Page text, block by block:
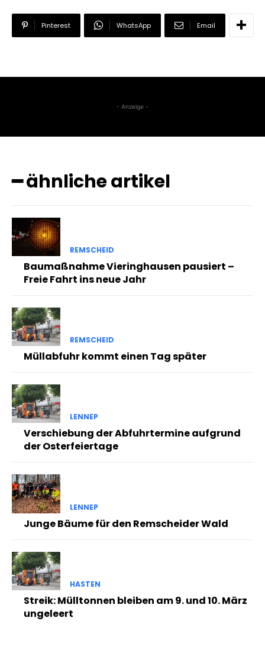
Pinterest WhatsApp Email
- Anzeige -
━ ähnliche artikel
REMSCHEID
Baumaßnahme Vieringhausen pausiert –
Freie Fahrt ins neue Jahr
REMSCHEID
Müllabfuhr kommt einen Tag später
LENNEP
Verschiebung der Abfuhrtermine aufgrund
der Osterfeiertage
LENNEP
Junge Bäume für den Remscheider Wald
HASTEN
Streik: Mülltonnen bleiben am 9. und 10. März
ungeleert